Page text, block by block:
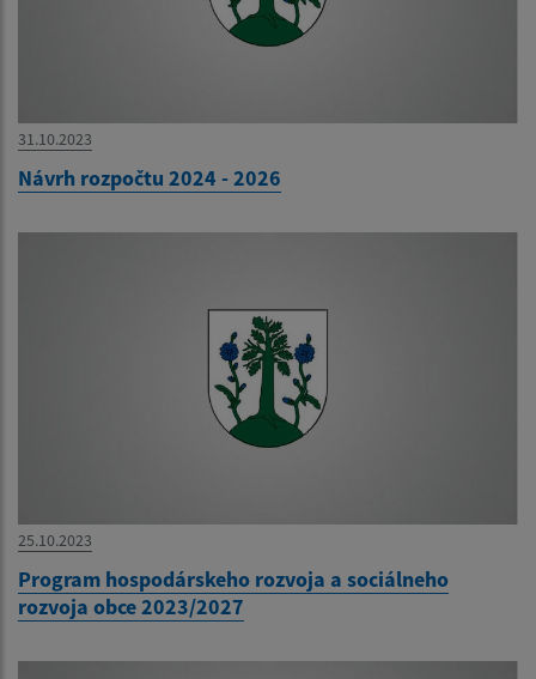
31.10.2023
Návrh rozpočtu 2024 - 2026
25.10.2023
Program hospodárskeho rozvoja a sociálneho
rozvoja obce 2023/2027